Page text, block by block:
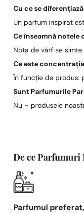
Cu ce se
Un parfum inspirat
Ce înseamnă notele
Nota de vârf se
Ce este
În funcție de produs:
Sunt Parfumurile
Nu – produsele
De ce Parfumuri
Parfumul